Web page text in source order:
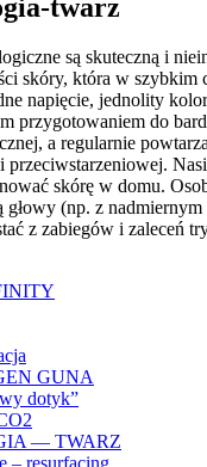
twarz
są skuteczną i
skóry, która w szybkim
napięcie, jednolity
przygotowaniem do
a regularnie
przeciwstarzeniowej.
skórę w domu.
głowy (np. z
z zabiegów i zaleceń
GUNA
dotyk”
— TWARZ